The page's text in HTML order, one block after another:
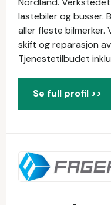
lastebiler og busser.
aller fleste
skift og reparasjon
Tjenestetilbudet
Se full profil >>